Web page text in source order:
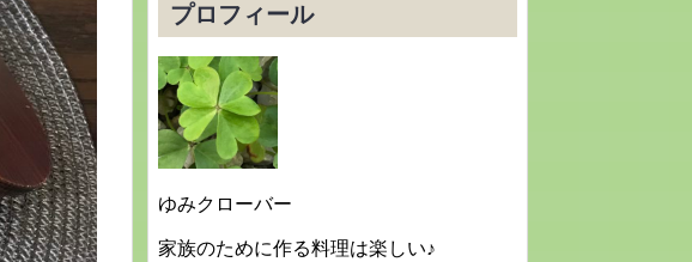
プロフィール
ゆみクローバー
家族のために作る料理は楽しい♪